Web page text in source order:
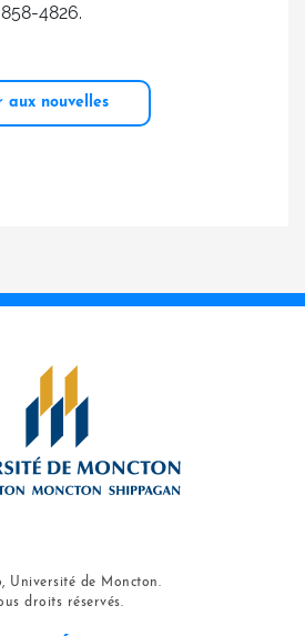
4826.
aux nouvelles
Université de Moncton.
droits réservés.